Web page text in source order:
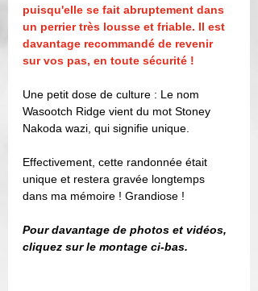
puisqu'elle se fait abruptement dans
un perrier très lousse et friable. Il est
davantage recommandé de revenir
sur vos pas, en toute sécurité !
Une petit dose de culture : Le nom
Wasootch Ridge vient du mot Stoney
Nakoda wazi, qui signifie unique.
Effectivement, cette randonnée était
unique et restera gravée longtemps
dans ma mémoire ! Grandiose !
Pour davantage de photos et vidéos,
cliquez sur le montage ci-bas.